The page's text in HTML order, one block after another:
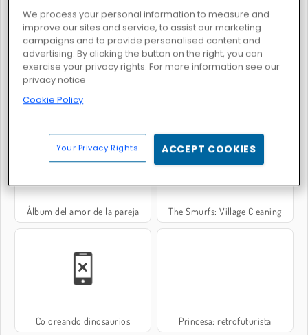
Reina de hielo: boda arruinada
Álbum del amor de la pareja The Smurfs: Village Cleaning
Coloreando dinosaurios Princesa: retrofuturista
We process your personal information to measure and
improve our sites and service, to assist our marketing
campaigns and to provide personalised content and
advertising. By clicking the button on the right, you can
exercise your privacy rights. For more information see our
privacy notice
Cookie Policy
Your Privacy Rights ACCEPT COOKIES